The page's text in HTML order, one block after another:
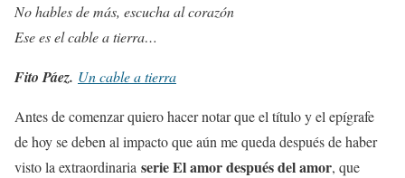
No hables de más, escucha al corazón
Ese es el cable a tierra…
Fito Páez. Un cable a tierra
Antes de comenzar quiero hacer notar que el título y el epígrafe
de hoy se deben al impacto que aún me queda después de haber
visto la extraordinaria serie El amor después del amor, que